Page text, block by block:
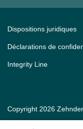
Copyright 2026
Dispositions juridiques
Déclarations de
Integrity Line